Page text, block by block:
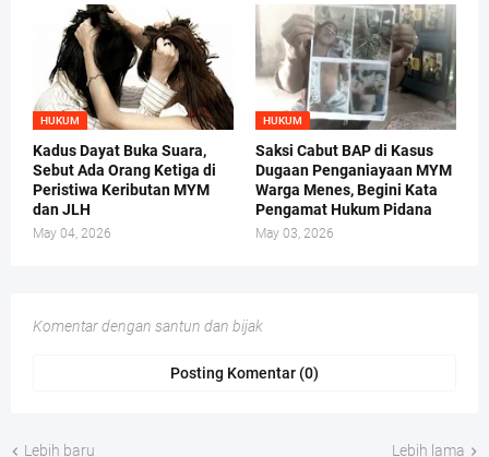
HUKUM
Kadus Dayat Buka Suara,
Sebut Ada Orang Ketiga di
Peristiwa Keributan MYM
dan JLH
May 04, 2026
HUKUM
Saksi Cabut BAP di Kasus
Dugaan Penganiayaan MYM
Warga Menes, Begini Kata
Pengamat Hukum Pidana
May 03, 2026
Komentar dengan santun dan bijak
Posting Komentar (0)
Lebih baru Lebih lama